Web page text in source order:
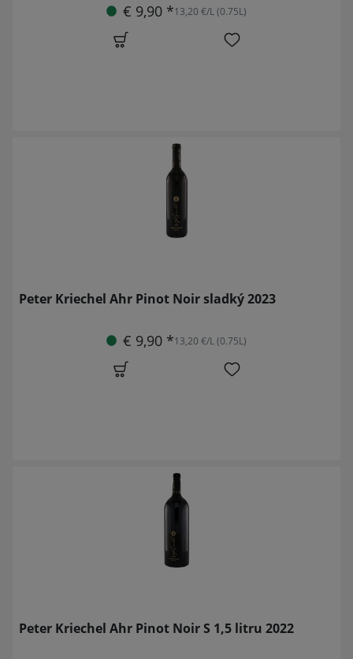
€ 9,90 *13,20 €/L (0.75L)
Peter Kriechel Ahr Pinot Noir sladký 2023
€ 9,90 *13,20 €/L (0.75L)
Peter Kriechel Ahr Pinot Noir S 1,5 litru 2022